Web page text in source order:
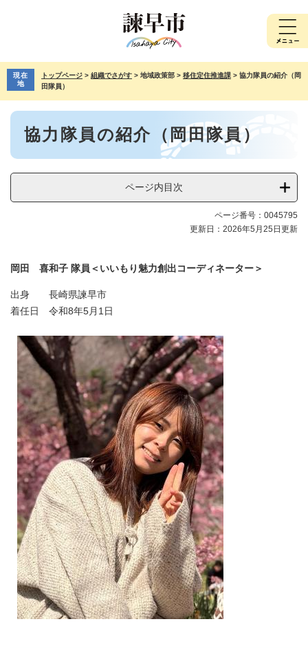
先
で
を
ば
現在
地
トップページ > 組織でさがす > 地域政策部 > 移住定住推進課 > 協力隊員の紹介（岡
田隊員）
本
協力隊員の紹介（岡田隊員）
ページ内目次
ページ番号：0045795
更新日：2026年5月25日更新
岡田 喜和子 隊員＜いいもり魅力創出コーディネーター＞
出身 長崎県諫早市
着任日 令和8年5月1日